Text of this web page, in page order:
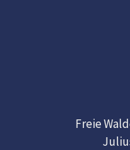
Freie